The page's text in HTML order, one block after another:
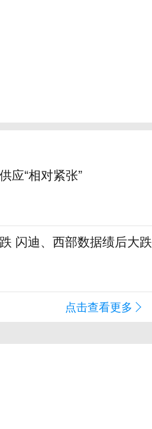
应“相对紧张”
闪迪、西部数据绩后大跌
点击查看更多